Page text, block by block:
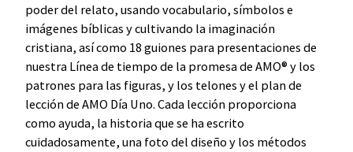
poder del relato, usando vocabulario, símbolos e
imágenes bíblicas y cultivando la imaginación
cristiana, así como 18 guiones para presentaciones de
nuestra Línea de tiempo de la promesa de AMO® y los
patrones para las figuras, y los telones y el plan de
lección de AMO Día Uno. Cada lección proporciona
como ayuda, la historia que se ha escrito
cuidadosamente, una foto del diseño y los métodos